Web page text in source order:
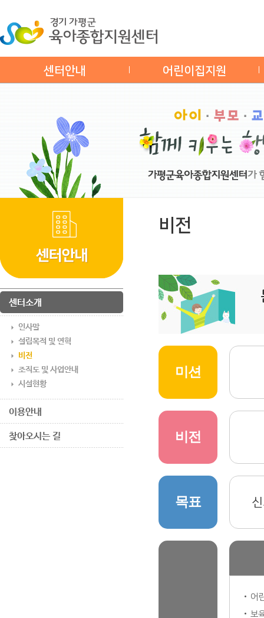
센터안내 어린이집지원
센터소개
인사말
설립목적 및 연혁
비전
조직도 및 사업안내
시설현황
이용안내
찾아오시는 길
비전
미션
비전
목표
어
보